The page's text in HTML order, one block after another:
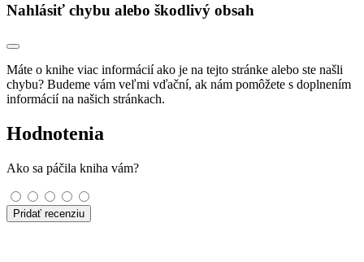
Nahlásiť chybu alebo škodlivý obsah
Máte o knihe viac informácií ako je na tejto stránke alebo ste našli
chybu? Budeme vám veľmi vďační, ak nám pomôžete s doplnením
informácií na našich stránkach.
Hodnotenia
Ako sa páčila kniha vám?
Pridať recenziu